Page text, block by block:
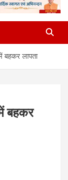
बहकर लापता
बहकर